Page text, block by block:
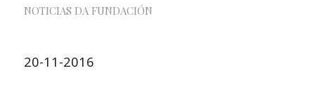
NOTICIAS DA FUNDACIÓN
20-11-2016